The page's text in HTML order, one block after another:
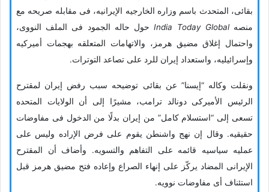
بقائی، المتحدث باسم وزاره الخارجیه الإیرانیه، فی مقابله صریحه مع
منصهIndia Today Globalحول حاله الجمود فی الملف النووی،
واحتمال إغلاق مضیق هرمز، والاتهامات المتعلقه بهجمات أمیرکیه
وإسرائیلیه، واستعداد إیران للرد على تصاعد التوترات.
ونقلت وکاله “إیسنا” عن بقائی توضیحه سبب رفض إیران لمقترح
الرئیس الأمیرکی دونالد ترامب، مشیرًا إلى أن الولایات المتحده
تسعى إلى “استسلام کامل” من إیران بدلًا من الدخول فی مفاوضات
حقیقیه. وقال إن نهج واشنطن یقوم على فرض الإراده ولیس على
عملیه سیاسیه قائمه على التفاهم والتسویه. وأضاف أن المقترح
الإیرانی المضاد یرکّز على إنهاء الصراع وإعاده فتح مضیق هرمز قبل
استئناف أی مفاوضات نوویه.